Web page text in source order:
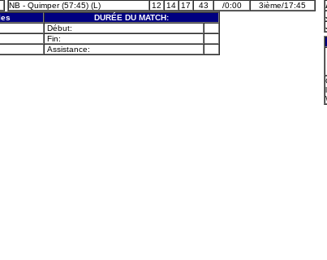
NB - Quimper (57:45) (L)
12 14 17 43 /0:00
3ième/17:45
DURÉE DU MATCH:
Début:
Fin:
Assistance: